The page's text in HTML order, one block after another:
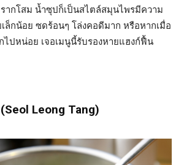
ากโสม น้ำซุปก็เป็นสไตล์สมุนไพรมีความ
ล็กน้อย ซดร้อนๆ โล่งคอดีมาก หรือหากเมื่อ
ไปหน่อย เจอเมนูนี้รับรองหายแฮงก์ฟื้น
Leong Tang)